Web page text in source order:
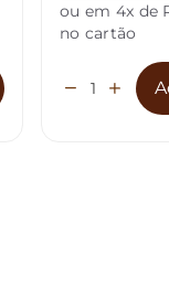
ou em 4x de
no cartão